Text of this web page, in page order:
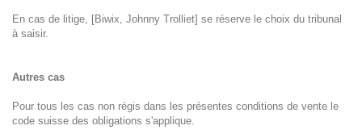
En cas de litige, [Biwix, Johnny Trolliet] se réserve le choix du tribunal
à saisir.
Autres cas
Pour tous les cas non régis dans les présentes conditions de vente le
code suisse des obligations s'applique.